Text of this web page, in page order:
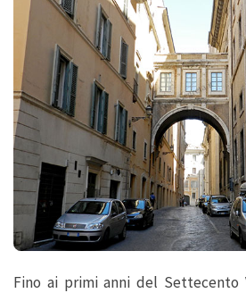
Fino ai primi anni del Settecento